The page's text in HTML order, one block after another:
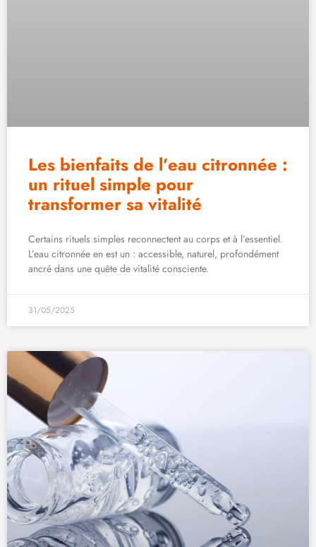
Les bienfaits de l’eau citronnée :
un rituel simple pour
transformer sa vitalité
Certains rituels simples reconnectent au corps et à l’essentiel.
L’eau citronnée en est un : accessible, naturel, profondément
ancré dans une quête de vitalité consciente.
31/05/2025